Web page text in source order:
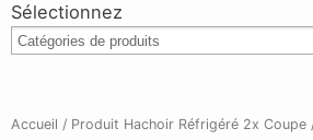
Sélectionnez
Accueil / Produit Hachoir Réfrigéré 2x Coupe